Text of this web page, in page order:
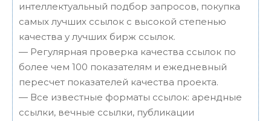
интеллектуальный подбор запросов, покупка
самых лучших ссылок с высокой степенью
качества у лучших бирж ссылок.
— Регулярная проверка качества ссылок по
более чем 100 показателям и ежедневный
пересчет показателей качества проекта.
— Все известные форматы ссылок: арендные
ссылки, вечные ссылки, публикации